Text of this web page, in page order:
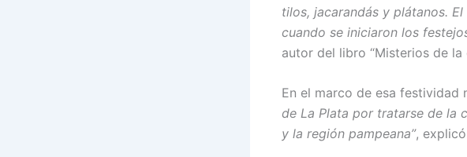
tilos, jacarandás y plátanos.
cuando se iniciaron los
autor del libro “Misterios de la
En el marco de esa festividad
de La Plata por tratarse de la
y la región pampeana”,